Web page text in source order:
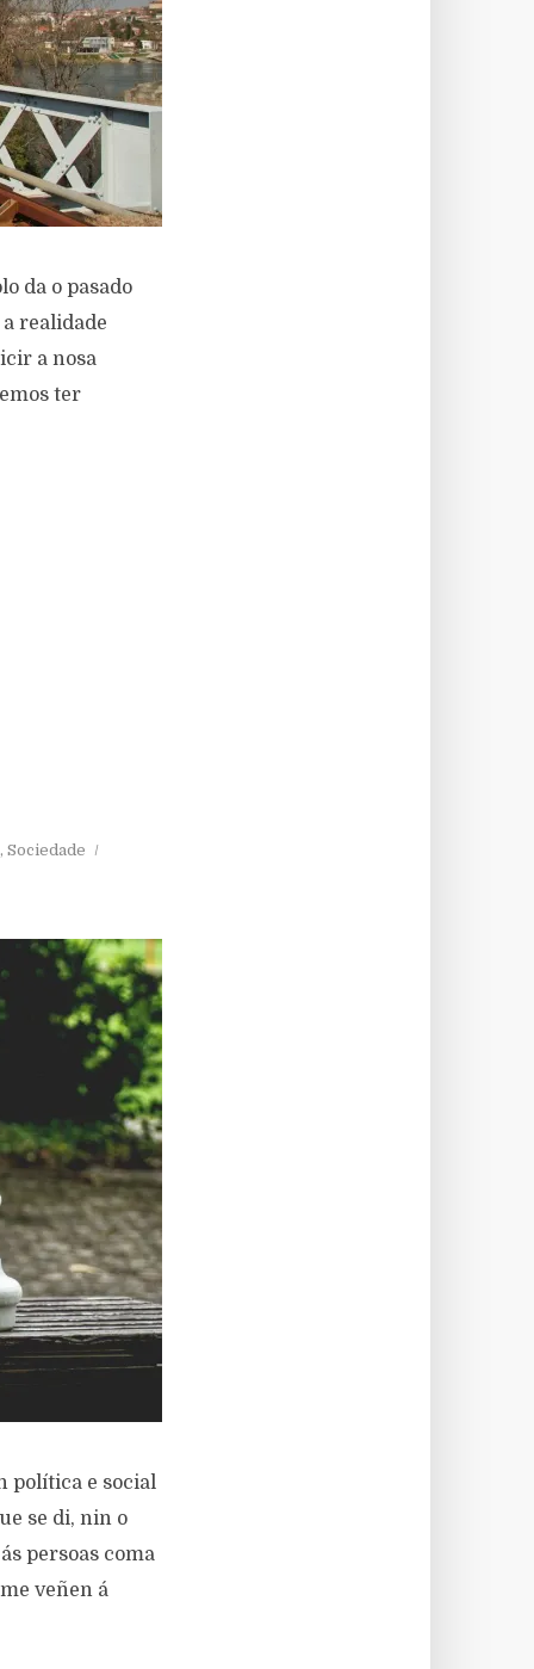
da o pasado
realidade
a nosa
ter
, Sociedade
política e social
se di, nin o
persoas coma
veñen á